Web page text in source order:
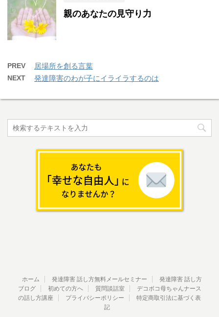
親のあなたの見守り力
PREV 居場所を創る言葉
NEXT 発達障害のわが子にイライラするのは
ホーム 発達障害 話し方無料メールセミナー
発達障害 話し方
ブログ
初めての方へ 質問談話室
デコボコ母ちゃんナース
の話し方講座
プライバシーポリシー
特定商取引法に基づく表
記